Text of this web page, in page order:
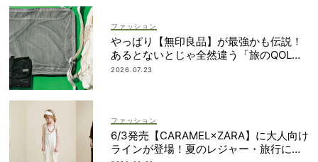
ファッション
やっぱり【無印良品】が最強かも伝説！
あるとないとじゃ全然違う「旅のQOL爆
上げアイテム」
2026.07.23
ファッション
6/3発売【CARAMEL×ZARA】に大人向け
ラインが登場！夏のレジャー・旅行にも